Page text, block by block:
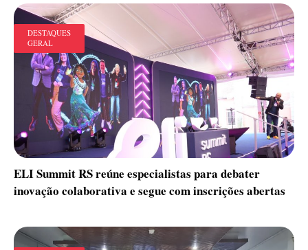
DESTAQUES
GERAL
ELI Summit RS reúne especialistas para debater
inovação colaborativa e segue com inscrições abertas